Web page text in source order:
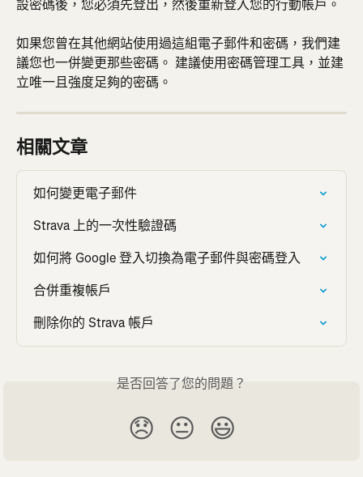
設密碼後，您必須先登出，然後重新登入您的行動帳戶。
如果您曾在其他網站使用過這組電子郵件和密碼，我們建
議您也一併變更那些密碼。 建議使用密碼管理工具，並建
立唯一且強度足夠的密碼。
相關文章
如何變更電子郵件
Strava 上的一次性驗證碼
如何將 Google 登入切換為電子郵件與密碼登入
合併重複帳戶
刪除你的 Strava 帳戶
是否回答了您的問題？
😞 😐 😃